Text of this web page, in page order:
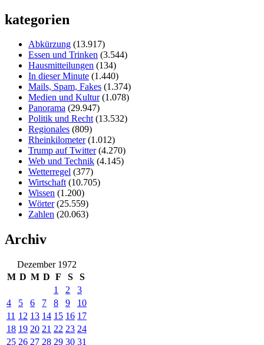
kategorien
Abkürzung (13.917)
Essen und Trinken (3.544)
Hausmitteilungen (134)
In dieser Minute (1.440)
Mails, Spam, Fakes (1.374)
Medien und Kultur(1.078)
Panorama (29.947)
Politik und Recht(13.532)
Regionales (809)
Rheinkilometer(1.012)
Trump auf Twitter(4.270)
Web und Technik (4.145)
Wetterregel (377)
Wirtschaft(10.705)
Wissen (1.200)
Wörter(25.559)
Zahlen (20.063)
Archiv
Dezember 1972
M D M D F S
S
1
2
3
4
5 6 7 8 9
10
11 12 13 14 15 16 17
18 19 20 21 22 23 24
25 26 27 28 29 30 31